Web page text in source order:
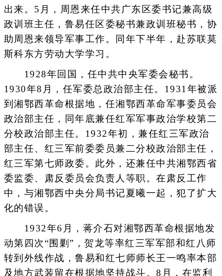
出来。5月，周恩来任中共广东区委书记兼高级
政训班主任，鲁易任区委秘书兼政训班秘书，协
助周恩来领导军事工作。同年下半年，赴苏联莫
斯科东方劳动大学学习。
1928年回国，任中共中央军委会秘书。
1930年8月，任军委总政治部主任。1931年被派
到湘鄂西革命根据地，任湘鄂西革命军事委员会
政治部主任，同年底兼任红军军事政治学校第二
分校政治部主任。1932年初，兼任红三军政治
部主任、红三军前委委员兼二分校政治部主任，
红三军第七师政委。此外，还兼任中共湘鄂西省
委监委、肃反委员会负责人等职。在肃反工作
中，与湘鄂西中央分局书记夏曦一起，犯了扩大
化的错误。
1932年6月，蒋介石对湘鄂西革命根据地发
动第四次“围剿”，贺龙等率红三军军部和红八师
转到外线作战，鲁易和红七师师长王一鸣率本部
及地方武装留在根据地坚持战斗。8月，在监利